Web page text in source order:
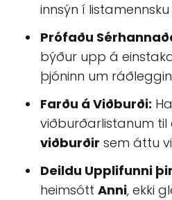
innsýn í
Prófaðu
býður upp á
þjóninn um
Farðu á Viðburði:
viðburðarlistanum
viðburðir sem áttu
Deildu Upplifunni
heimsótt Anni, ekki